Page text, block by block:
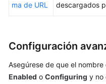
ma de URL
descargados
Configuración
Asegúrese de que el
Enabled o Configuring y no